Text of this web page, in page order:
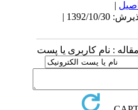
|
دریافت: 1392/10/30 | پذیرش: 1392/10/30 |
: نام کاربری یا پست